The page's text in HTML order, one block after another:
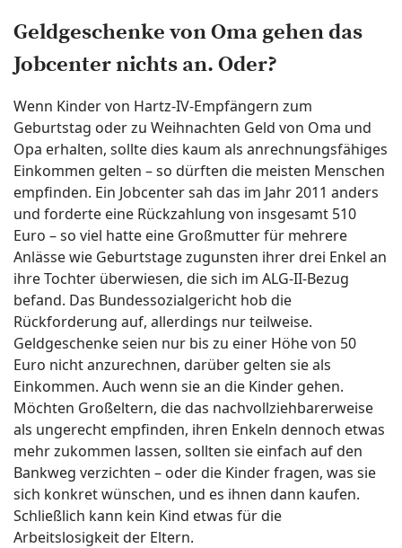
Geldgeschenke von Oma gehen das
Jobcenter nichts an. Oder?
Wenn Kinder von Hartz-IV-Empfängern zum
Geburtstag oder zu Weihnachten Geld von Oma und
Opa erhalten, sollte dies kaum als anrechnungsfähiges
Einkommen gelten – so dürften die meisten Menschen
empfinden. Ein Jobcenter sah das im Jahr 2011 anders
und forderte eine Rückzahlung von insgesamt 510
Euro – so viel hatte eine Großmutter für mehrere
Anlässe wie Geburtstage zugunsten ihrer drei Enkel an
ihre Tochter überwiesen, die sich im ALG-II-Bezug
befand. Das Bundessozialgericht hob die
Rückforderung auf, allerdings nur teilweise.
Geldgeschenke seien nur bis zu einer Höhe von 50
Euro nicht anzurechnen, darüber gelten sie als
Einkommen. Auch wenn sie an die Kinder gehen.
Möchten Großeltern, die das nachvollziehbarerweise
als ungerecht empfinden, ihren Enkeln dennoch etwas
mehr zukommen lassen, sollten sie einfach auf den
Bankweg verzichten – oder die Kinder fragen, was sie
sich konkret wünschen, und es ihnen dann kaufen.
Schließlich kann kein Kind etwas für die
Arbeitslosigkeit der Eltern.